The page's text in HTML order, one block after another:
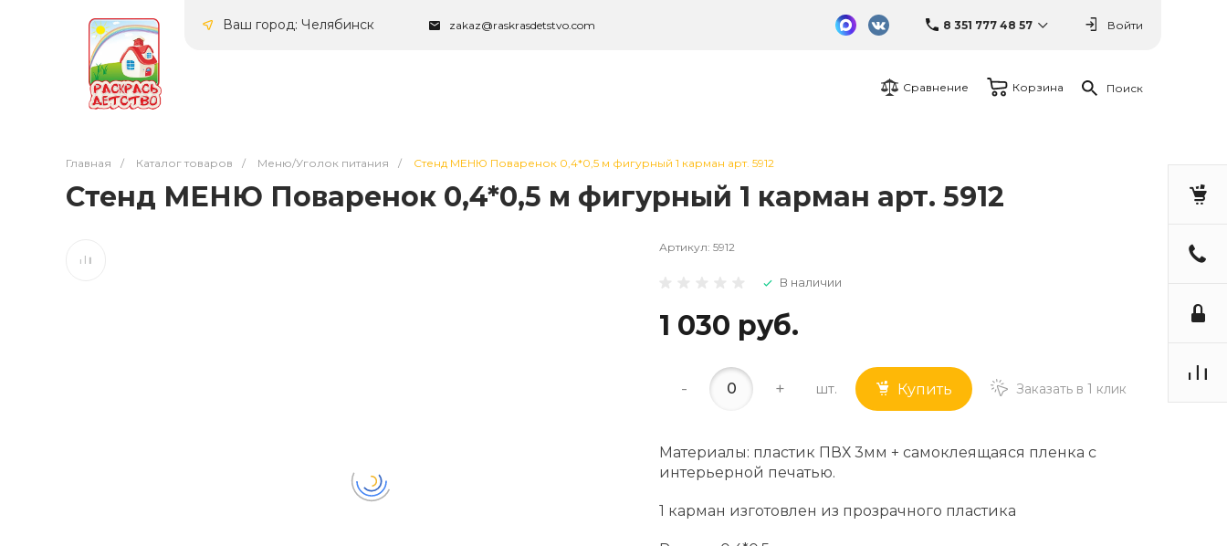
Ваш город: Челябинск zakaz@raskrasdetstvo.com 8 351 777 48 57 Войти
Сравнение Корзина Поиск
Главная / Каталог товаров / Меню/Уголок питания / Стенд МЕНЮ Поваренок 0,4*0,5 м фигурный 1 карман арт. 5912
Стенд МЕНЮ Поваренок 0,4*0,5 м фигурный 1 карман арт. 5912
Артикул: 5912
В наличии
1 030 руб.
- + шт. Купить Заказать в 1 клик
Материалы: пластик ПВХ 3мм + самоклеящаяся пленка с
интерьерной печатью.
1 карман изготовлен из прозрачного пластика